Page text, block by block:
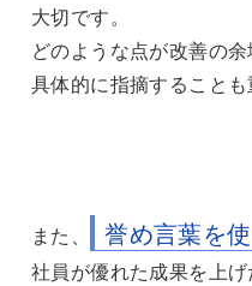
大切です。
どのような点が改善の余
具体的に指摘することも
また、 誉め言葉を
社員が優れた成果を上げ